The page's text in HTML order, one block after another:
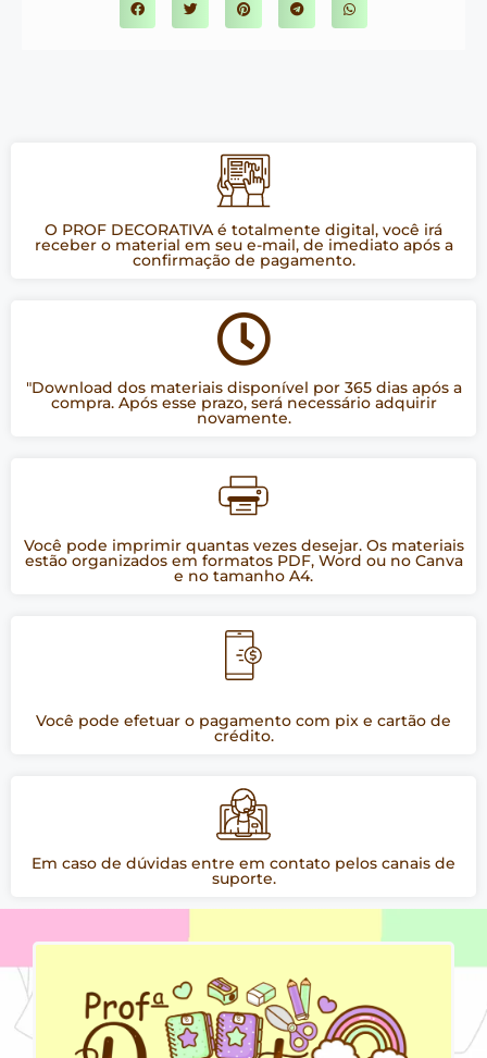
O PROF DECORATIVA é totalmente digital, você irá
receber o material em seu e-mail, de imediato após a
confirmação de pagamento.
"Download dos materiais disponível por 365 dias após a
compra. Após esse prazo, será necessário adquirir
novamente.
Você pode imprimir quantas vezes desejar. Os materiais
estão organizados em formatos PDF, Word ou no Canva
e no tamanho A4.
Você pode efetuar o pagamento com pix e cartão de
crédito.
Em caso de dúvidas entre em contato pelos canais de
suporte.